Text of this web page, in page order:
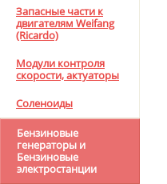
Запасные части к
двигателям Weifang
(Ricardo)
Модули контроля
скорости, актуаторы
Соленоиды
Бензиновые
генераторы и
Бензиновые
электростанции